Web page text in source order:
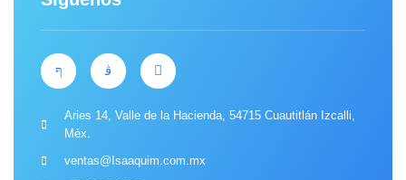
Aries 14, Valle de la Hacienda, 54715 Cuautitlán Izcalli,
Méx.
ventas@Isaaquim.com.mx